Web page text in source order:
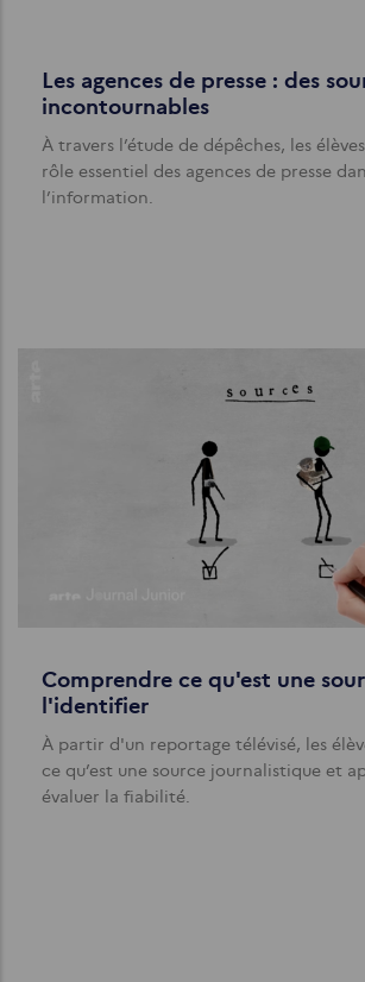
Les agences de presse : des
incontournables
À travers l’étude de dépêches, les
rôle essentiel des agences de presse
l’information.
Comprendre ce qu'est une
l'identifier
À partir d'un reportage télévisé, les
ce qu’est une source journalistique et
évaluer la fiabilité.